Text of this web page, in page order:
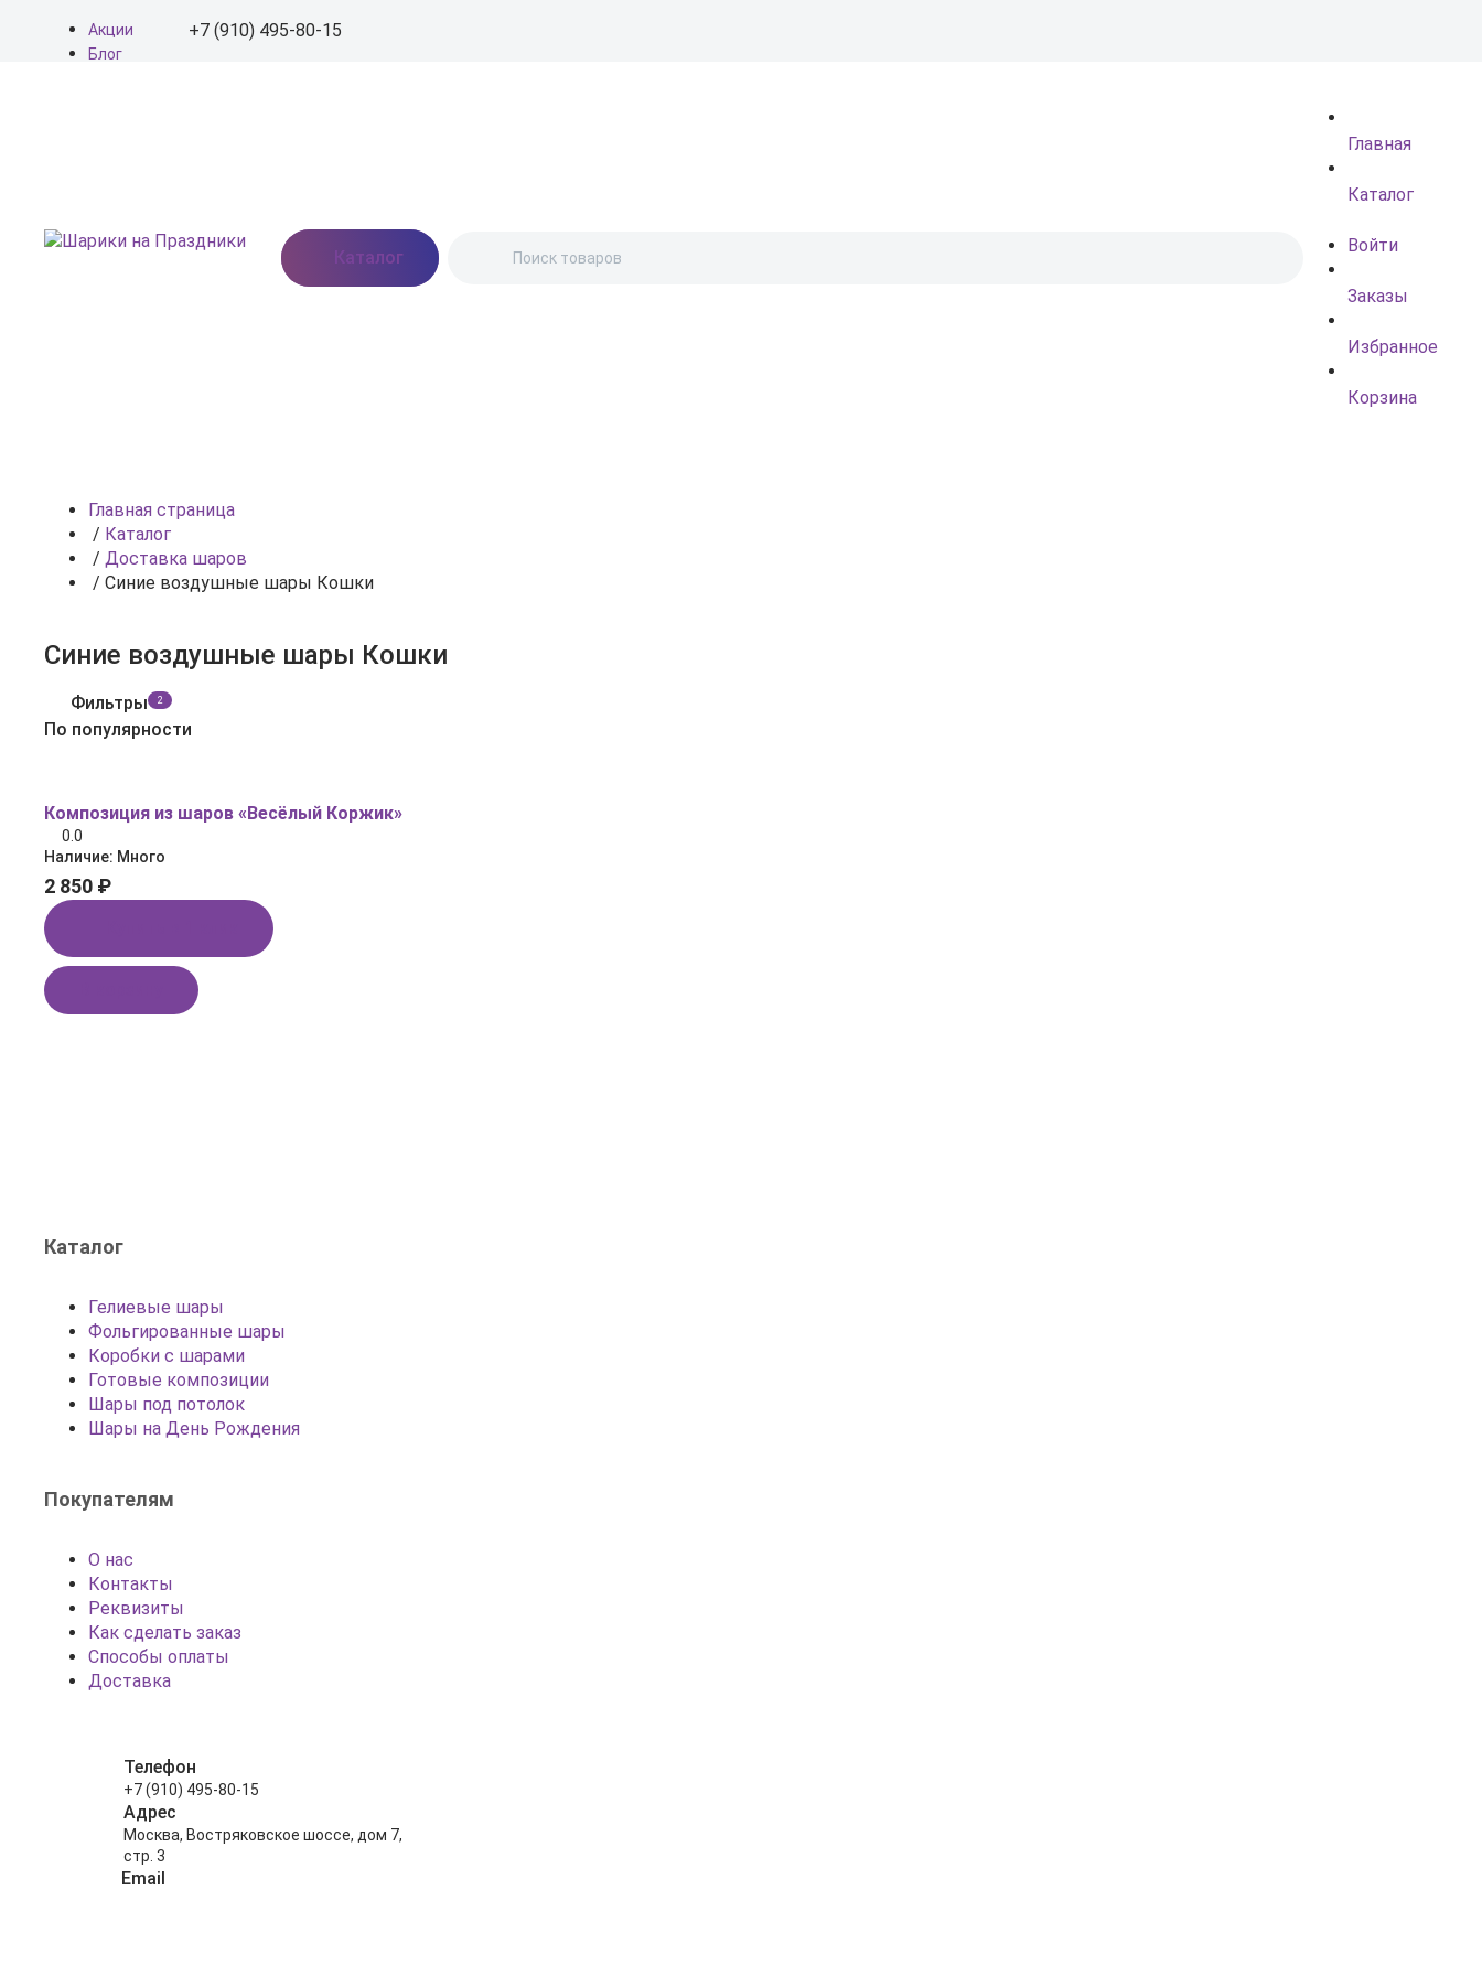
Акции
Блог
+7 (910) 495-80-15
Москва, Востряковское
шоссе, дом 7, стр. 3
Каталог
Главная
Каталог
Войти
Заказы
Избранное
Корзина
Главная страница
/ Каталог
/ Доставка шаров
/ Синие воздушные шары Кошки
Синие воздушные шары Кошки
Фильтры 2
По популярности
Композиция из шаров «Весёлый Коржик»
0.0
Наличие: Много
2 850 ₽
Каталог
Гелиевые шары
Фольгированные шары
Коробки с шарами
Готовые композиции
Шары под потолок
Шары на День Рождения
Покупателям
О нас
Контакты
Реквизиты
Как сделать заказ
Способы оплаты
Доставка
Телефон
+7 (910) 495-80-15
Адрес
Москва, Востряковское шоссе, дом 7,
стр. 3
Email